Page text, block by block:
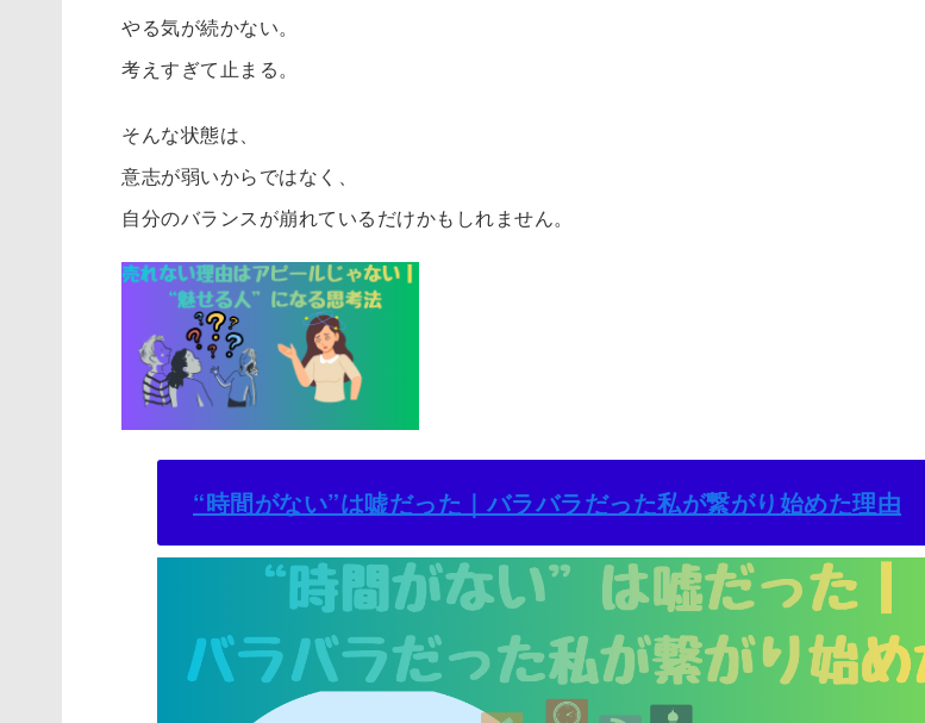
やる気が続かない。
考えすぎて止まる。
そんな状態は、
意志が弱いからではなく、
自分のバランスが崩れているだけかもしれません。
“時間がない”は嘘だった｜バラバラだった私が繋がり始めた理由